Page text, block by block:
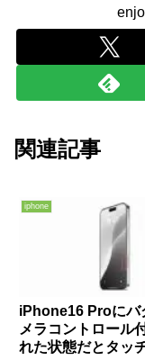
関連記事
iphone
iPhone16 Proにバ
メラコントロール
れた状態だとタッ